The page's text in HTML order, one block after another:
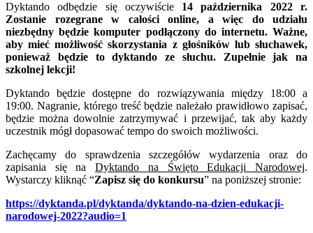
Dyktando odbędzie się oczywiście 14 października 2022 r.
Zostanie rozegrane w całości online, a więc do udziału
niezbędny będzie komputer podłączony do internetu. Ważne,
aby mieć możliwość skorzystania z głośników lub słuchawek,
ponieważ będzie to dyktando ze słuchu. Zupełnie jak na
szkolnej lekcji!
Dyktando będzie dostępne do rozwiązywania między 18:00 a
19:00. Nagranie, którego treść będzie należało prawidłowo zapisać,
będzie można dowolnie zatrzymywać i przewijać, tak aby każdy
uczestnik mógł dopasować tempo do swoich możliwości.
Zachęcamy do sprawdzenia szczegółów wydarzenia oraz do
zapisania się naDyktando na Święto Edukacji Narodowej.
Wystarczy kliknąć “Zapisz się do konkursu” na poniższej stronie:
https://dyktanda.pl/dyktanda/dyktando-na-dzien-edukacji-
narodowej-2022?audio=1